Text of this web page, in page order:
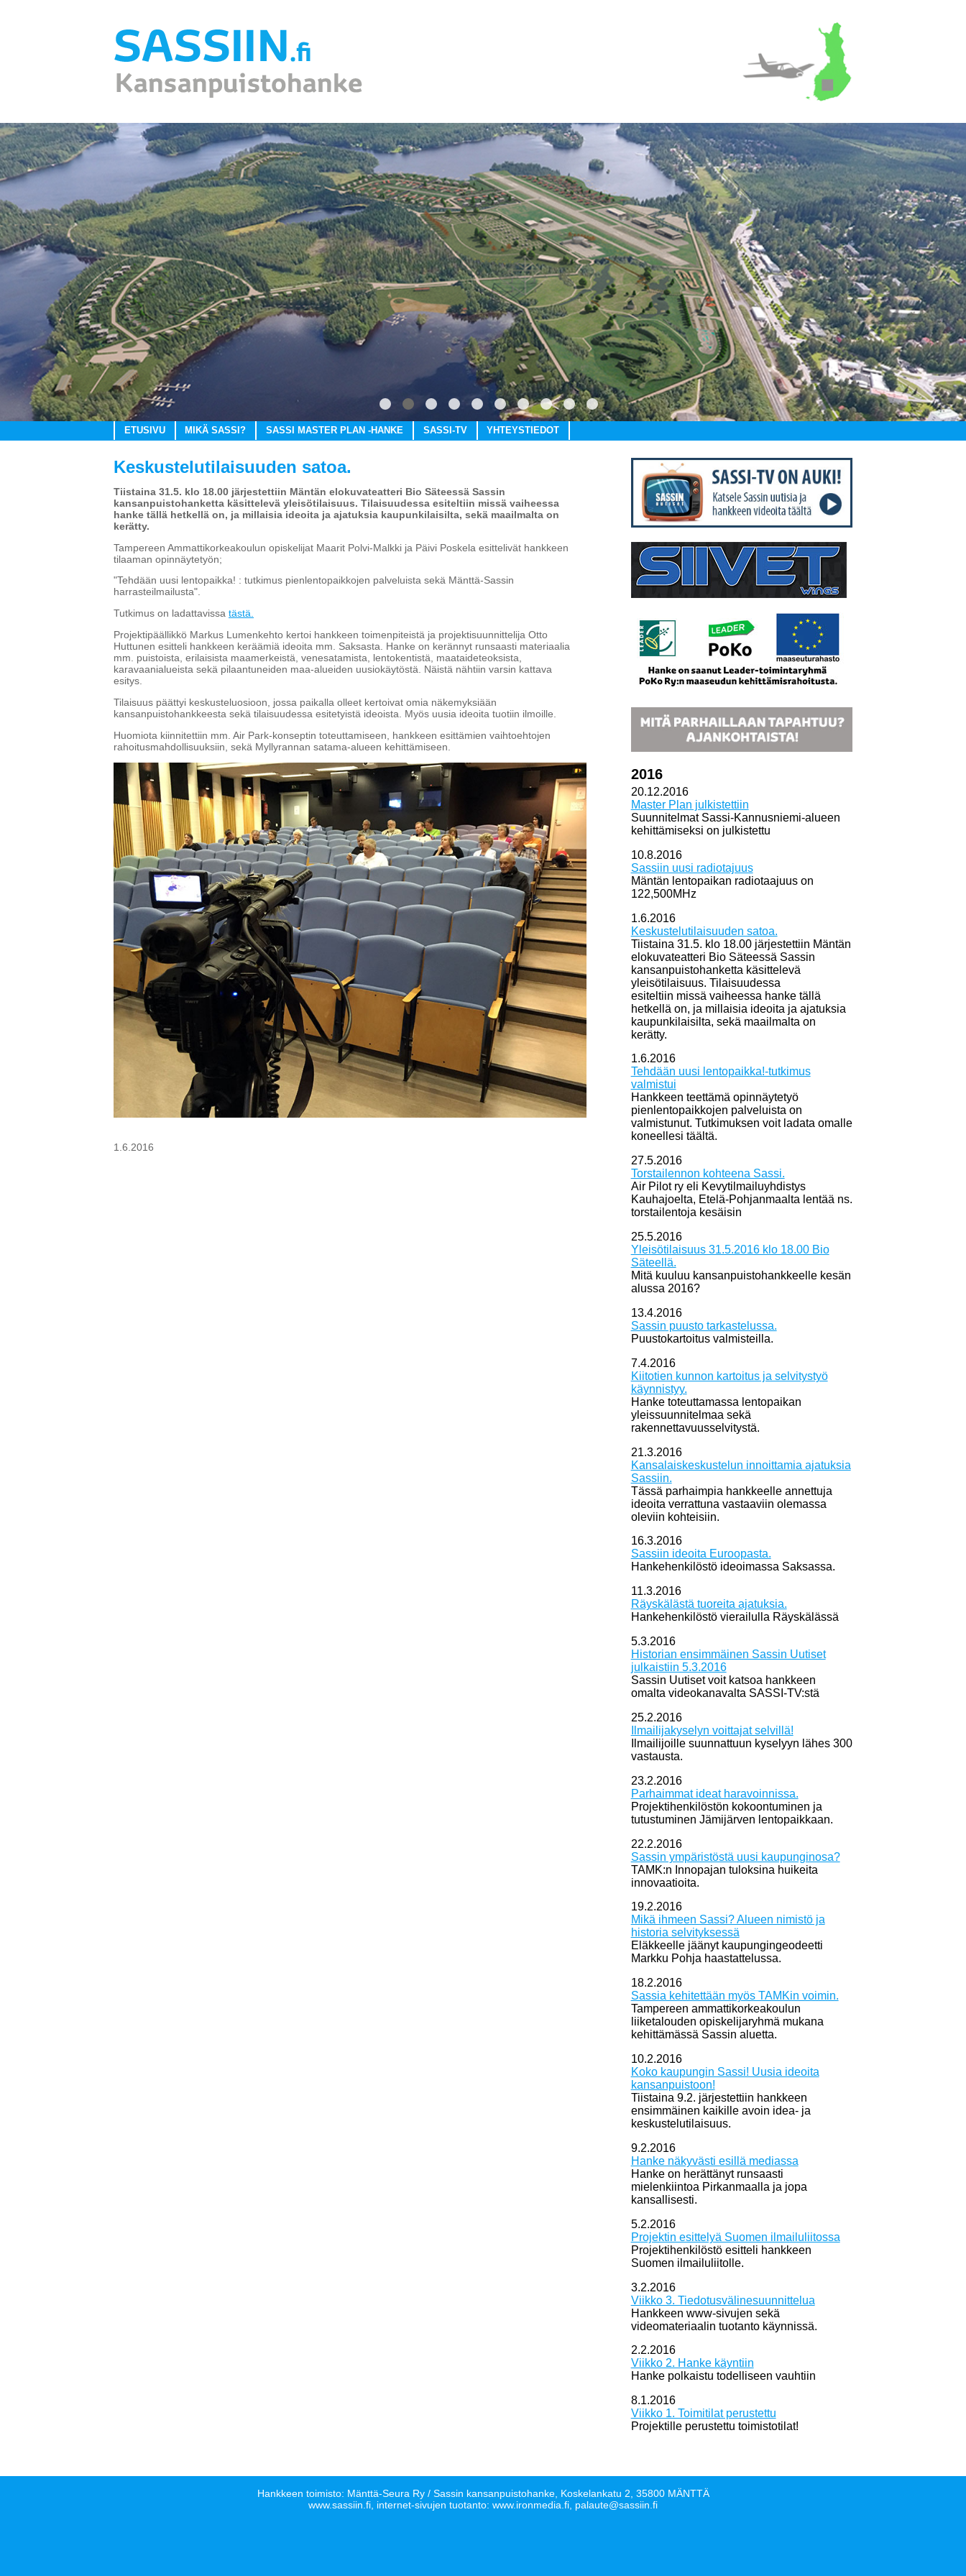
8 10
ETUSIVU MIKÄ SASSI? SASSI MASTER PLAN -HANKE SASSI-TV YHTEYSTIEDOT
Keskustelutilaisuuden satoa.
Tiistaina 31.5. klo 18.00 järjestettiin Mäntän elokuvateatteri Bio Säteessä Sassin
kansanpuistohanketta käsittelevä yleisötilaisuus. Tilaisuudessa esiteltiin missä vaiheessa
hanke tällä hetkellä on, ja millaisia ideoita ja ajatuksia kaupunkilaisilta, sekä maailmalta on
kerätty.
Tampereen Ammattikorkeakoulun opiskelijat Maarit Polvi-Malkki ja Päivi Poskela esittelivät hankkeen
tilaaman opinnäytetyön;
"Tehdään uusi lentopaikka! : tutkimus pienlentopaikkojen palveluista sekä Mänttä-Sassin
harrasteilmailusta".
Tutkimus on ladattavissa tästä.
Projektipäällikkö Markus Lumenkehto kertoi hankkeen toimenpiteistä ja projektisuunnittelija Otto
Huttunen esitteli hankkeen keräämiä ideoita mm. Saksasta. Hanke on kerännyt runsaasti materiaalia
mm. puistoista, erilaisista maamerkeistä, venesatamista, lentokentistä, maataideteoksista,
karavaanialueista sekä pilaantuneiden maa-alueiden uusiokäytöstä. Näistä nähtiin varsin kattava
esitys.
Tilaisuus päättyi keskusteluosioon, jossa paikalla olleet kertoivat omia näkemyksiään
kansanpuistohankkeesta sekä tilaisuudessa esitetyistä ideoista. Myös uusia ideoita tuotiin ilmoille.
Huomiota kiinnitettiin mm. Air Park-konseptin toteuttamiseen, hankkeen esittämien vaihtoehtojen
rahoitusmahdollisuuksiin, sekä Myllyrannan satama-alueen kehittämiseen.
1.6.2016
2016
20.12.2016
Master Plan julkistettiin
Suunnitelmat Sassi-Kannusniemi-alueen
kehittämiseksi on julkistettu
10.8.2016
Sassiin uusi radiotajuus
Mäntän lentopaikan radiotaajuus on
122,500MHz
1.6.2016
Keskustelutilaisuuden satoa.
Tiistaina 31.5. klo 18.00 järjestettiin Mäntän
elokuvateatteri Bio Säteessä Sassin
kansanpuistohanketta käsittelevä
yleisötilaisuus. Tilaisuudessa
esiteltiin missä vaiheessa hanke tällä
hetkellä on, ja millaisia ideoita ja ajatuksia
kaupunkilaisilta, sekä maailmalta on
kerätty.
1.6.2016
Tehdään uusi lentopaikka!-tutkimus
valmistui
Hankkeen teettämä opinnäytetyö
pienlentopaikkojen palveluista on
valmistunut. Tutkimuksen voit ladata omalle
koneellesi täältä.
27.5.2016
Torstailennon kohteena Sassi.
Air Pilot ry eli Kevytilmailuyhdistys
Kauhajoelta, Etelä-Pohjanmaalta lentää ns.
torstailentoja kesäisin
25.5.2016
Yleisötilaisuus 31.5.2016 klo 18.00 Bio
Säteellä.
Mitä kuuluu kansanpuistohankkeelle kesän
alussa 2016?
13.4.2016
Sassin puusto tarkastelussa.
Puustokartoitus valmisteilla.
7.4.2016
Kiitotien kunnon kartoitus ja selvitystyö
käynnistyy.
Hanke toteuttamassa lentopaikan
yleissuunnitelmaa sekä
rakennettavuusselvitystä.
21.3.2016
Kansalaiskeskustelun innoittamia ajatuksia
Sassiin.
Tässä parhaimpia hankkeelle annettuja
ideoita verrattuna vastaaviin olemassa
oleviin kohteisiin.
16.3.2016
Sassiin ideoita Euroopasta.
Hankehenkilöstö ideoimassa Saksassa.
11.3.2016
Räyskälästä tuoreita ajatuksia.
Hankehenkilöstö vierailulla Räyskälässä
5.3.2016
Historian ensimmäinen Sassin Uutiset
julkaistiin 5.3.2016
Sassin Uutiset voit katsoa hankkeen
omalta videokanavalta SASSI-TV:stä
25.2.2016
Ilmailijakyselyn voittajat selvillä!
Ilmailijoille suunnattuun kyselyyn lähes 300
vastausta.
23.2.2016
Parhaimmat ideat haravoinnissa.
Projektihenkilöstön kokoontuminen ja
tutustuminen Jämijärven lentopaikkaan.
22.2.2016
Sassin ympäristöstä uusi kaupunginosa?
TAMK:n Innopajan tuloksina huikeita
innovaatioita.
19.2.2016
Mikä ihmeen Sassi? Alueen nimistö ja
historia selvityksessä
Eläkkeelle jäänyt kaupungingeodeetti
Markku Pohja haastattelussa.
18.2.2016
Sassia kehitettään myös TAMKin voimin.
Tampereen ammattikorkeakoulun
liiketalouden opiskelijaryhmä mukana
kehittämässä Sassin aluetta.
10.2.2016
Koko kaupungin Sassi! Uusia ideoita
kansanpuistoon!
Tiistaina 9.2. järjestettiin hankkeen
ensimmäinen kaikille avoin idea- ja
keskustelutilaisuus.
9.2.2016
Hanke näkyvästi esillä mediassa
Hanke on herättänyt runsaasti
mielenkiintoa Pirkanmaalla ja jopa
kansallisesti.
5.2.2016
Projektin esittelyä Suomen ilmailuliitossa
Projektihenkilöstö esitteli hankkeen
Suomen ilmailuliitolle.
3.2.2016
Viikko 3. Tiedotusvälinesuunnittelua
Hankkeen www-sivujen sekä
videomateriaalin tuotanto käynnissä.
2.2.2016
Viikko 2. Hanke käyntiin
Hanke polkaistu todelliseen vauhtiin
8.1.2016
Viikko 1. Toimitilat perustettu
Projektille perustettu toimistotilat!
Hankkeen toimisto: Mänttä-Seura Ry / Sassin kansanpuistohanke, Koskelankatu 2, 35800 MÄNTTÄ
www.sassiin.fi, internet-sivujen tuotanto: www.ironmedia.fi, palaute@sassiin.fi